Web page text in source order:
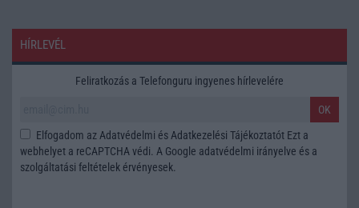
HÍRLEVÉL
Feliratkozás a Telefonguru ingyenes hírlevelére
OK
Elfogadom az Adatvédelmi és Adatkezelési Tájékoztatót Ezt a
webhelyet a reCAPTCHA védi. A Google adatvédelmi irányelve és a
szolgáltatási feltételek érvényesek.